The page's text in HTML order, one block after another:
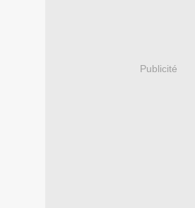
Publicité